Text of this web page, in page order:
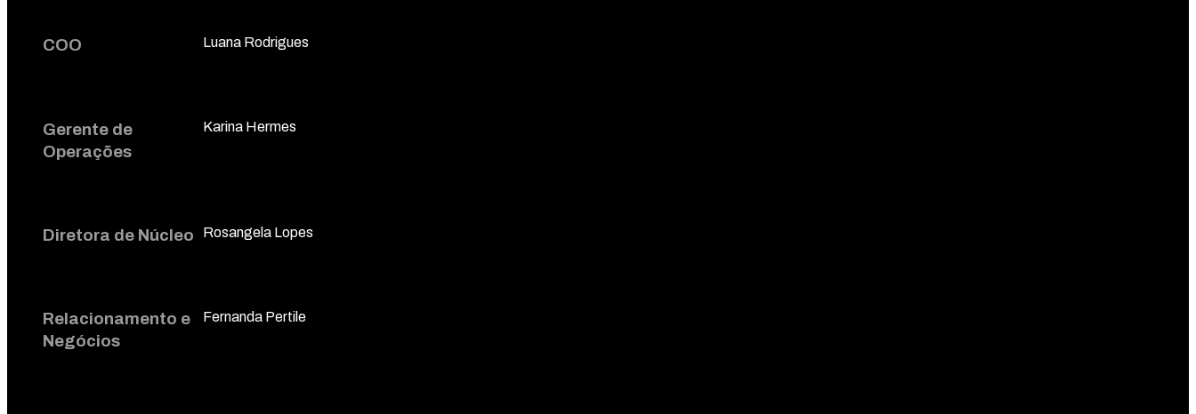
COO Luana Rodrigues
Gerente de
Operações
Karina Hermes
Diretora de Núcleo Rosangela Lopes
Relacionamento e
Negócios
Fernanda Pertile